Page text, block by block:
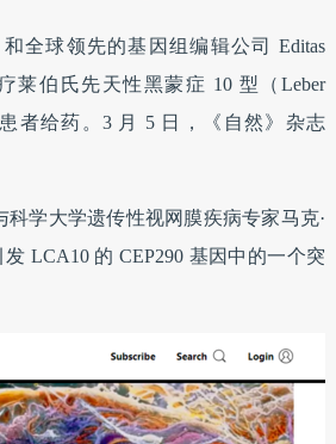
全球领先的基因组编辑公司 Editas
莱伯氏先天性黑蒙症 10 型（Leber
患者给药。3 月 5 日，《自然》杂志
学大学遗传性视网膜疾病专家马克·
LCA10 的 CEP290 基因中的一个突